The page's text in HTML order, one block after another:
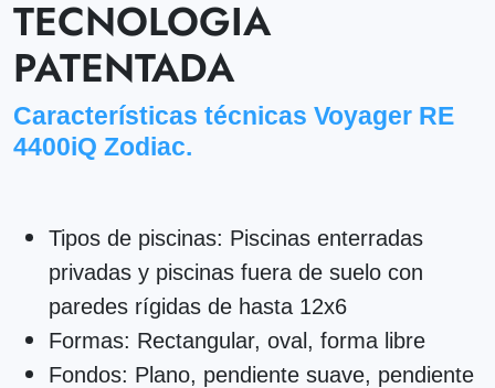
TECNOLOGIA
PATENTADA
Características técnicas Voyager RE
4400iQ Zodiac.
Tipos de piscinas: Piscinas enterradas
privadas y piscinas fuera de suelo con
paredes rígidas de hasta 12x6
Formas: Rectangular, oval, forma libre
Fondos: Plano, pendiente suave, pendiente